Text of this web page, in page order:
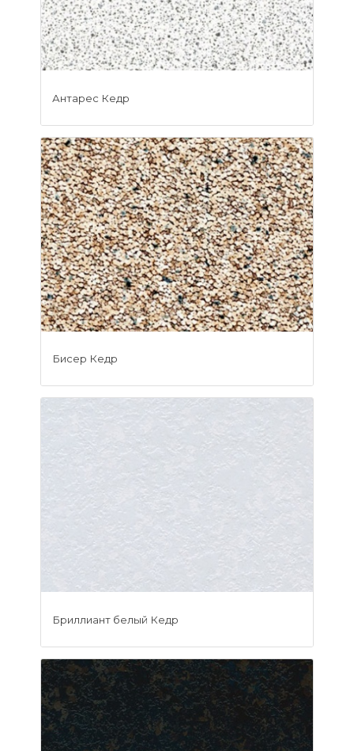
Антарес Кедр
Бисер Кедр
Бриллиант белый Кедр